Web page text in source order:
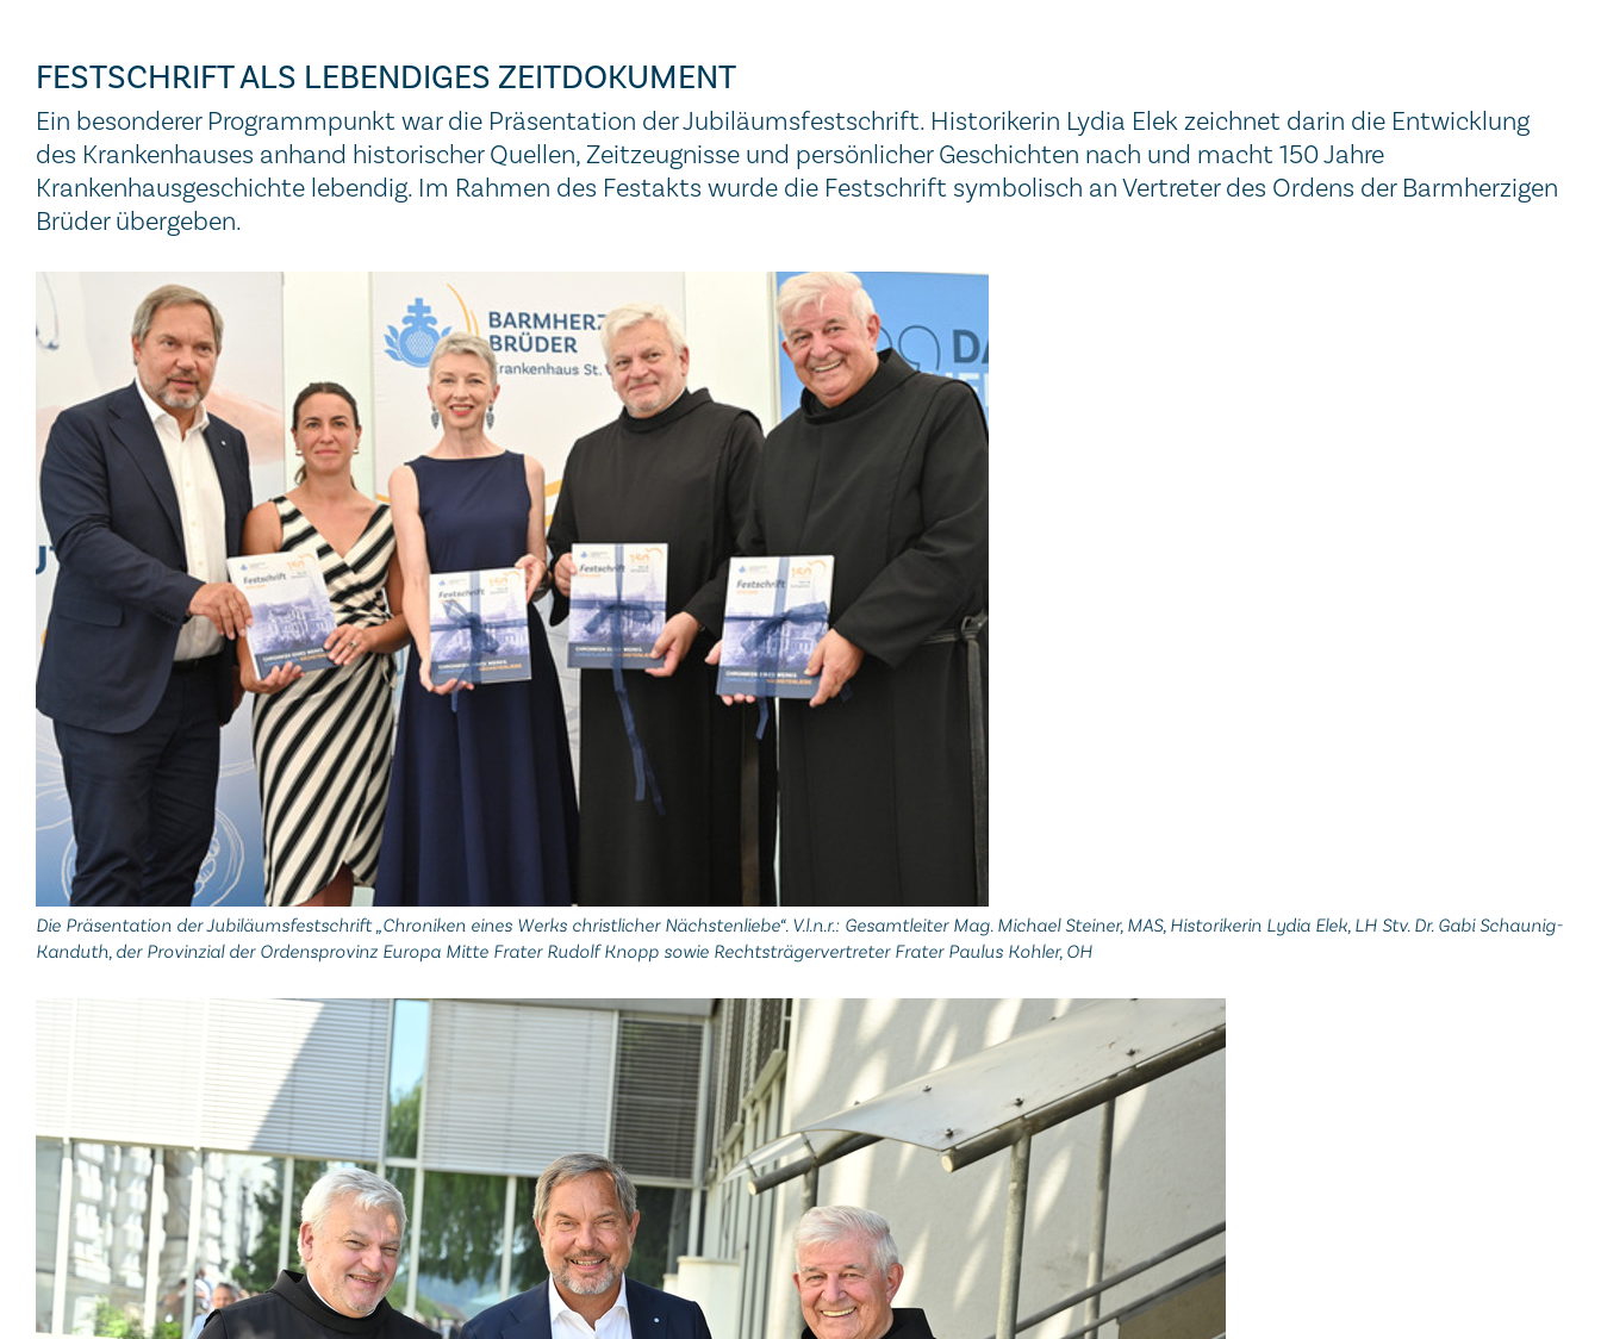
FESTSCHRIFT ALS LEBENDIGES ZEITDOKUMENT
Ein besonderer Programmpunkt war die Präsentation der Jubiläumsfestschrift. Historikerin Lydia Elek zeichnet darin die Entwicklung
des Krankenhauses anhand historischer Quellen, Zeitzeugnisse und persönlicher Geschichten nach und macht 150 Jahre
Krankenhausgeschichte lebendig. Im Rahmen des Festakts wurde die Festschrift symbolisch an Vertreter des Ordens der Barmherzigen
Brüder übergeben.
Die Präsentation der Jubiläumsfestschrift „Chroniken eines Werks christlicher Nächstenliebe“. V.l.n.r.: Gesamtleiter Mag. Michael Steiner, MAS, Historikerin Lydia Elek, LH Stv. Dr. Gabi Schaunig-
Kanduth, der Provinzial der Ordensprovinz Europa Mitte Frater Rudolf Knopp sowie Rechtsträgervertreter Frater Paulus Kohler, OH